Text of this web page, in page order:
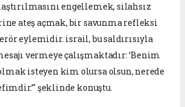
engellemek, silahsız
ateş açmak, bir savunma refleksi
eylemidir. israil, bu saldırısıyla
vermeye çalışmaktadır: ‘Benim
isteyen kim olursa olsun, nerede
şeklinde konuştu.